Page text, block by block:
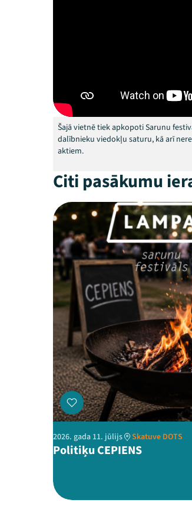
Šajā vietnē tiek apkopoti Sarunu
dalībnieku viedokļu saturu, kā arī
aktiem.
Citi pasākumu
2026. gada 11. jūlijs Skatuve DOTS
Politiķu CEPIENS